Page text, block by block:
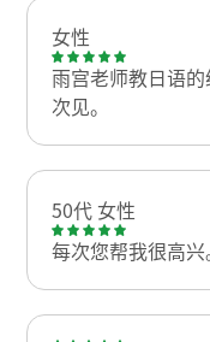
女性
雨宫老师教日语
次见。
50代 女性
每次您帮我很高兴